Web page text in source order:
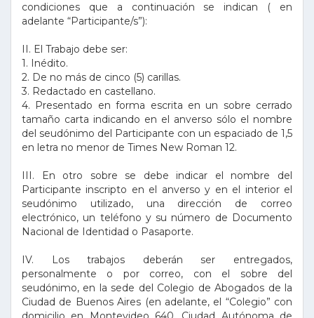
condiciones que a continuación se indican ( en
adelante “Participante/s”):
II. El Trabajo debe ser:
1. Inédito.
2. De no más de cinco (5) carillas.
3. Redactado en castellano.
4. Presentado en forma escrita en un sobre cerrado
tamaño carta indicando en el anverso sólo el nombre
del seudónimo del Participante con un espaciado de 1,5
en letra no menor de Times New Roman 12.
III. En otro sobre se debe indicar el nombre del
Participante inscripto en el anverso y en el interior el
seudónimo utilizado, una dirección de correo
electrónico, un teléfono y su número de Documento
Nacional de Identidad o Pasaporte.
IV. Los trabajos deberán ser entregados,
personalmente o por correo, con el sobre del
seudónimo, en la sede del Colegio de Abogados de la
Ciudad de Buenos Aires (en adelante, el “Colegio” con